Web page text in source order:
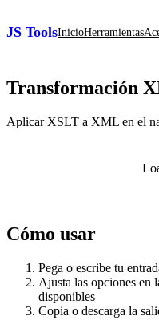
JS ToolsInicioHerramientas
Transformación
Aplicar XSLT a XML en el
Cómo usar
Pega o escribe tu
Ajusta las opciones en
disponibles
Copia o descarga la